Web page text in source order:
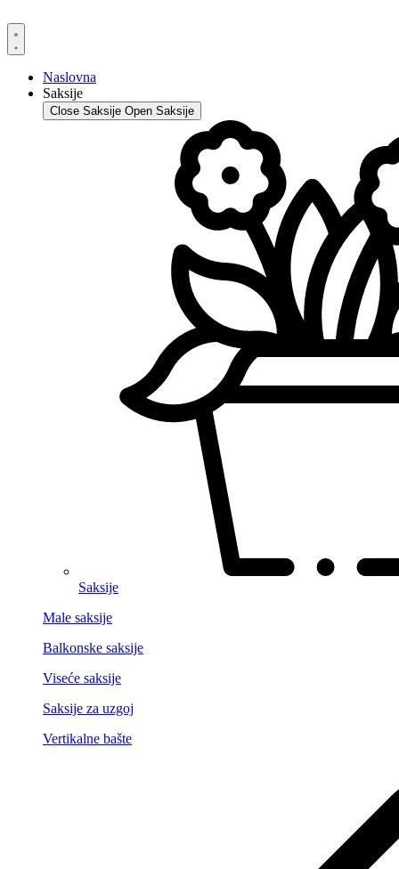
to
content
Naslovna
Saksije
Close Saksije Open Saksije
Saksije
Male saksije
Balkonske saksije
Viseće saksije
Saksije za uzgoj
Vertikalne bašte